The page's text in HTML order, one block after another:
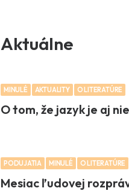
Aktuálne
MINULÉ AKTUALITY O LITERATÚRE
O tom, že jazyk je aj
PODUJATIA MINULÉ O LITERATÚRE
Mesiac ľudovej